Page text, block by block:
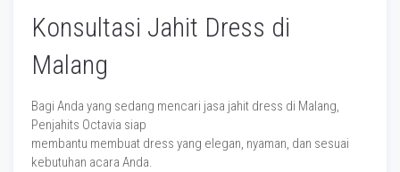
Konsultasi Jahit Dress di
Malang
Bagi Anda yang sedang mencari jasa jahit dress di Malang,
Penjahits Octavia siap
membantu membuat dress yang elegan, nyaman, dan sesuai
kebutuhan acara Anda.